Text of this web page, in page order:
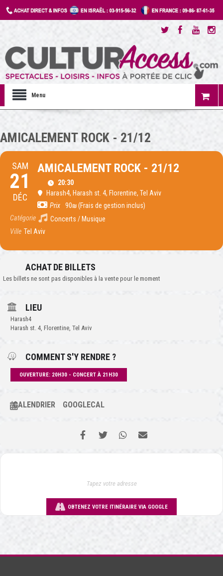
Menu
AMICALEMENT ROCK - 21/12
SAM
21
DÉC
AMICALEMENT ROCK - 21/12
20:30
Harash4, Harash st. 4, Florentine, Tel Aviv
Prix
90₪ (Frais de gestion inclus)
Catégorie
Concerts / Musique
Ville Tel Aviv
ACHAT DE BILLETS
Les billets ne sont pas disponibles à la vente pour le moment
LIEU
Harash4
Harash st. 4, Florentine, Tel Aviv
COMMENT S'Y RENDRE ?
OUVERTURE: 20H30 - CONCERT À 21H30
CALENDRIER GOOGLECAL
OBTENEZ VOTRE ITINÉRAIRE VIA GOOGLE